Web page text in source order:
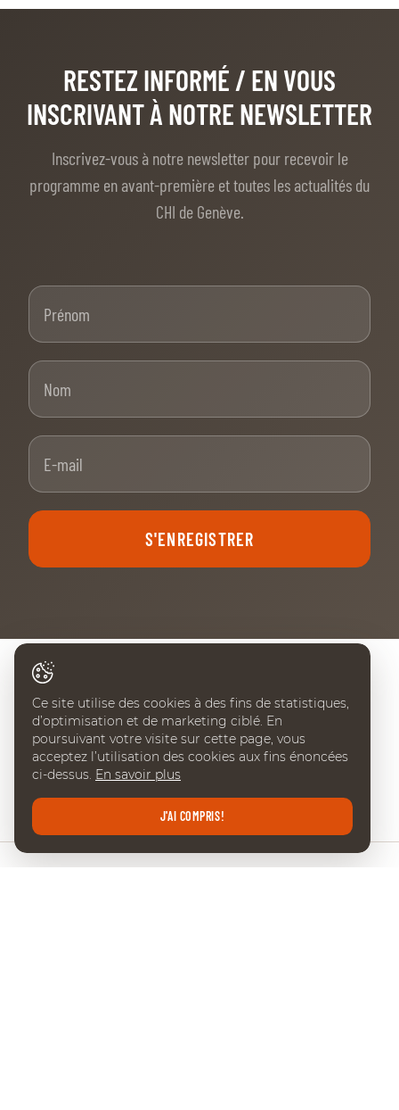
RESTEZ INFORMÉ / EN VOUS
INSCRIVANT À NOTRE NEWSLETTER
Inscrivez-vous à notre newsletter pour recevoir le
programme en avant-première et toutes les actualités du
CHI de Genève.
S'ENREGISTRER
NOS PARTENAIRES PRINCIPAUX
Ce site utilise des cookies à des fins de statistiques,
d’optimisation et de marketing ciblé. En
poursuivant votre visite sur cette page, vous
acceptez l’utilisation des cookies aux fins énoncées
ci-dessus. En savoir plus
J'AI COMPRIS!